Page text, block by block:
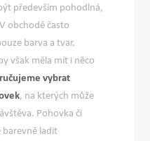
především pohodlná,
obchodě často
barva a tvar.
však měla mít i něco
vybrat
, na kterých může
Pohovka či
barevně ladit